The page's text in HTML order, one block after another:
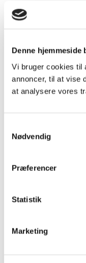
Denne hjemmeside
Vi bruger cookies til
annoncer, til at vise
at analysere vores
Nødvendig
Præferencer
Statistik
Marketing
ryste
på
hovedet
det,
jo,
at
rigtigt
ridning